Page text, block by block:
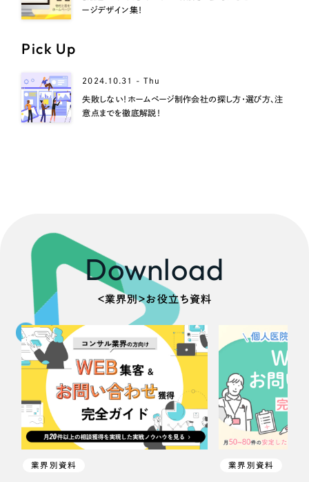
ージデザイン集！
Pick Up
2024.10.31 - Thu
失敗しない！ホームページ制作会社の探し方・選び方、注
意点までを徹底解説！
Download
＜業界別＞お役立ち資料
業界別資料 業界別資料